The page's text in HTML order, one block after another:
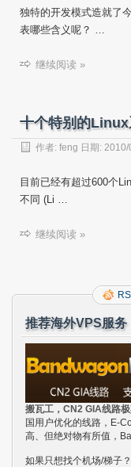
独特的开发模式造就了
表哪些含义呢？ …
继续阅读 »
十个特别的
作者: feng 日期: 2010/
目前已经有超过600个
不同 (Li …
继续阅读 »
推荐海外VPS服务
搬瓦工，CN2 GIA线路
国用户优化的线路，E-
高、但绝对物有所值，
如果只想找个机场/梯子